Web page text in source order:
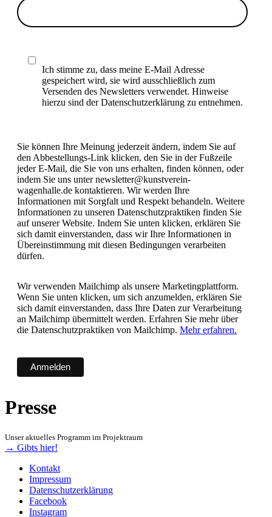
Ich stimme zu, dass meine E-Mail Adresse
gespeichert wird, sie wird ausschließlich zum
Versenden des Newsletters verwendet. Hinweise
hierzu sind der Datenschutzerklärung zu entnehmen.
Sie können Ihre Meinung jederzeit ändern, indem Sie auf
den Abbestellungs-Link klicken, den Sie in der Fußzeile
jeder E-Mail, die Sie von uns erhalten, finden können, oder
indem Sie uns unter newsletter@kunstverein-
wagenhalle.de kontaktieren. Wir werden Ihre
Informationen mit Sorgfalt und Respekt behandeln. Weitere
Informationen zu unseren Datenschutzpraktiken finden Sie
auf unserer Website. Indem Sie unten klicken, erklären Sie
sich damit einverstanden, dass wir Ihre Informationen in
Übereinstimmung mit diesen Bedingungen verarbeiten
dürfen.
Wir verwenden Mailchimp als unsere Marketingplattform.
Wenn Sie unten klicken, um sich anzumelden, erklären Sie
sich damit einverstanden, dass Ihre Daten zur Verarbeitung
an Mailchimp übermittelt werden. Erfahren Sie mehr über
die Datenschutzpraktiken von Mailchimp. Mehr erfahren.
Presse
Unser aktuelles Programm im Projektraum
→ Gibts hier!
Kontakt
Impressum
Datenschutzerklärung
Facebook
Instagram